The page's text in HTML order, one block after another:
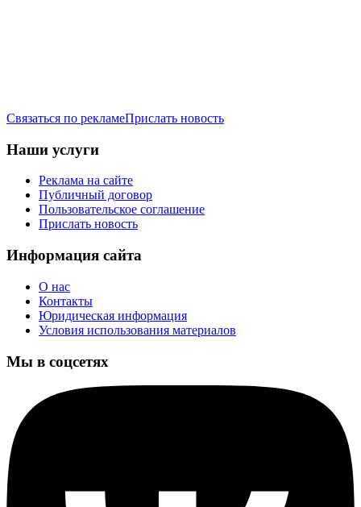
Связаться по рекламеПрислать новость
Наши услуги
Реклама на сайте
Публичный договор
Пользовательское соглашение
Прислать новость
Информация сайта
О нас
Контакты
Юридическая информация
Условия использования материалов
Мы в соцсетях